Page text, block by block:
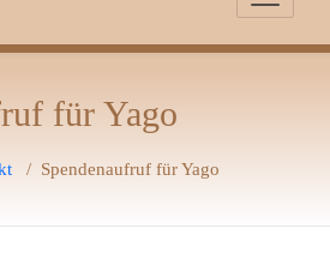
für Yago
/ Spendenaufruf für Yago